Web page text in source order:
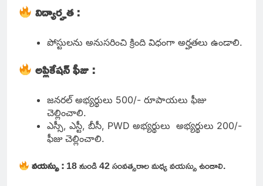
విద్యార్హత :
పోస్టులను అనుసరించి క్రింది విధంగా అర్హతలు ఉండాలి.
అప్లికేషన్ఫీజు :
జనరల్ అభ్యర్థులు 500/- రూపాయలు ఫీజు
చెల్లించాలి.
ఎస్సీ, ఎస్టీ, బీసీ, PWD అభ్యర్థులు అభ్యర్థులు 200/-
ఫీజు చెల్లించాలి.
వయస్సు :18 నుండి 42 సంవత్సరాల మధ్య వయస్సు ఉండాలి.